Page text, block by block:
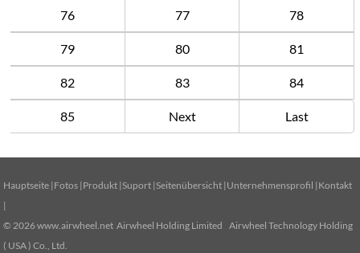
76 77 78
79 80 81
82 83 84
85 Next Last
Hauptseite | Fotos | Produkt |Suport |Seitenübersicht | Unternehmensprofil | Kontakt
|
© 2026www.airwheel.net Airwheel Holding Limited Airwheel Technology Holding
( USA ) Co., Ltd.